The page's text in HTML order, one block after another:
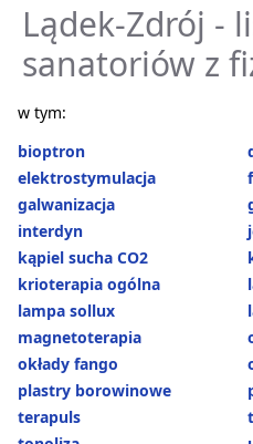
Lądek-Zdrój -
sanatoriów z
w tym:
bioptron
elektrostymulacja
galwanizacja
interdyn
kąpiel sucha CO2
krioterapia ogólna
lampa sollux
magnetoterapia
okłady fango
plastry borowinowe
terapuls